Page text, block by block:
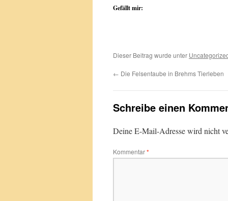
Gefällt mir:
Dieser Beitrag wurde unter
← Die Felsentaube in Brehms Tierleben
Schreibe einen
Deine E-Mail-Adresse wird nicht
Kommentar*